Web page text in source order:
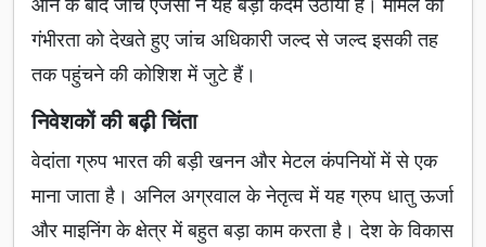
गंभीरता को देखते हुए जांच अधिकारी जल्द से जल्द इसकी तह
तक पहुंचने की कोशिश में जुटे हैं।
निवेशकों की बढ़ी चिंता
वेदांता ग्रुप भारत की बड़ी खनन और मेटल कंपनियों में से एक
माना जाता है। अनिल अग्रवाल के नेतृत्व में यह ग्रुप धातु ऊर्जा
और माइनिंग के क्षेत्र में बहुत बड़ा काम करता है। देश के विकास